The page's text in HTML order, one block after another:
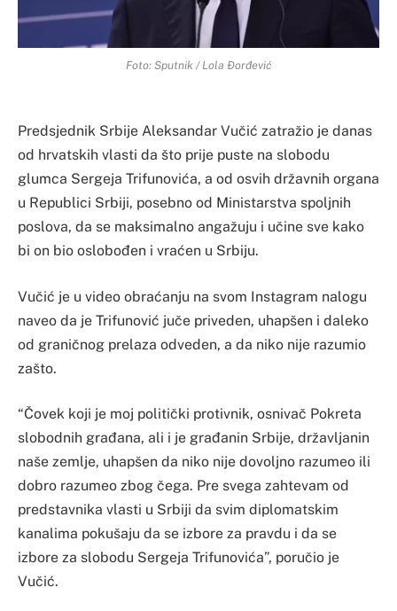
Foto: Sputnik / Lola Đorđević
Predsjednik Srbije Aleksandar Vučić zatražio je danas
od hrvatskih vlasti da što prije puste na slobodu
glumca Sergeja Trifunovića, a od osvih državnih organa
u Republici Srbiji, posebno od Ministarstva spoljnih
poslova, da se maksimalno angažuju i učine sve kako
bi on bio oslobođen i vraćen u Srbiju.
Vučić je u video obraćanju na svom Instagram nalogu
naveo da je Trifunović juče priveden, uhapšen i daleko
od graničnog prelaza odveden, a da niko nije razumio
zašto.
“Čovek koji je moj politički protivnik, osnivač Pokreta
slobodnih građana, ali i je građanin Srbije, državljanin
naše zemlje, uhapšen da niko nije dovoljno razumeo ili
dobro razumeo zbog čega. Pre svega zahtevam od
predstavnika vlasti u Srbiji da svim diplomatskim
kanalima pokušaju da se izbore za pravdu i da se
izbore za slobodu Sergeja Trifunovića”, poručio je
Vučić.